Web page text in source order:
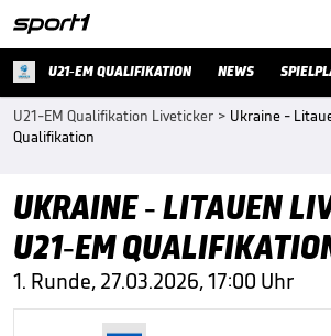
U21-EM QUALIFIKATION NEWS
U21-EM Qualifikation Liveticker > Ukraine -
Qualifikation
UKRAINE - LITAUEN
U21-EM
1. Runde, 27.03.2026, 17:00 Uhr